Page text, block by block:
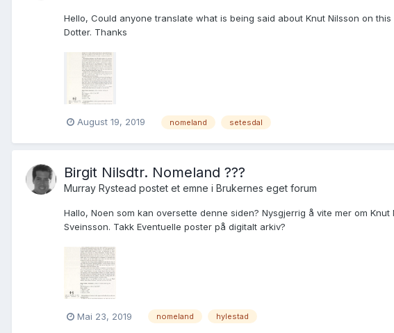
Hello, Could anyone translate what is being said about Knut Nilsson on
Dotter. Thanks
August 19, 2019 nomeland setesdal
Birgit Nilsdtr. Nomeland ???
Murray Rystead postet et emne i Brukernes eget forum
Hallo, Noen som kan oversette denne siden? Nysgjerrig å vite mer om
Sveinsson. Takk Eventuelle poster på digitalt arkiv?
Mai 23, 2019 nomeland hylestad